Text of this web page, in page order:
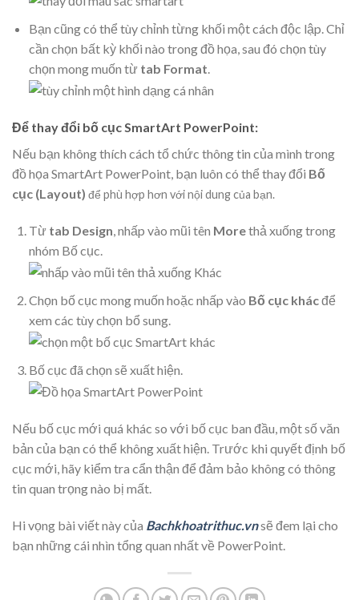
Bạn cũng có thể tùy chỉnh từng khối một cách độc lập. Chỉ
cần chọn bất kỳ khối nào trong đồ họa, sau đó chọn tùy
chọn mong muốn từ tab Format
Để thay đổi bố cục SmartArt PowerPoint:
Nếu bạn không thích cách tổ chức thông tin của mình trong
đồ họa SmartArt PowerPoint, bạn luôn có thể thay đổi Bố
cục (Layout) để phù hợp hơn với nội dung của bạn.
Từ tab Design , nhấp vào mũi tên Morethả xuống trong
nhóm Bố cục.
Chọn bố cục mong muốn hoặc nhấp vào Bố cục khácđể
xem các tùy chọn bổ sung.
Bố cục đã chọn sẽ xuất hiện.
Nếu bố cục mới quá khác so với bố cục ban đầu, một số văn
bản của bạn có thể không xuất hiện. Trước khi quyết định bố
cục mới, hãy kiểm tra cẩn thận để đảm bảo không có thông
tin quan trọng nào bị mất.
Hi vọng bài viết này của Bachkhoatrithuc.vnsẽ đem lại cho
bạn những cái nhìn tổng quan nhất về PowerPoint.